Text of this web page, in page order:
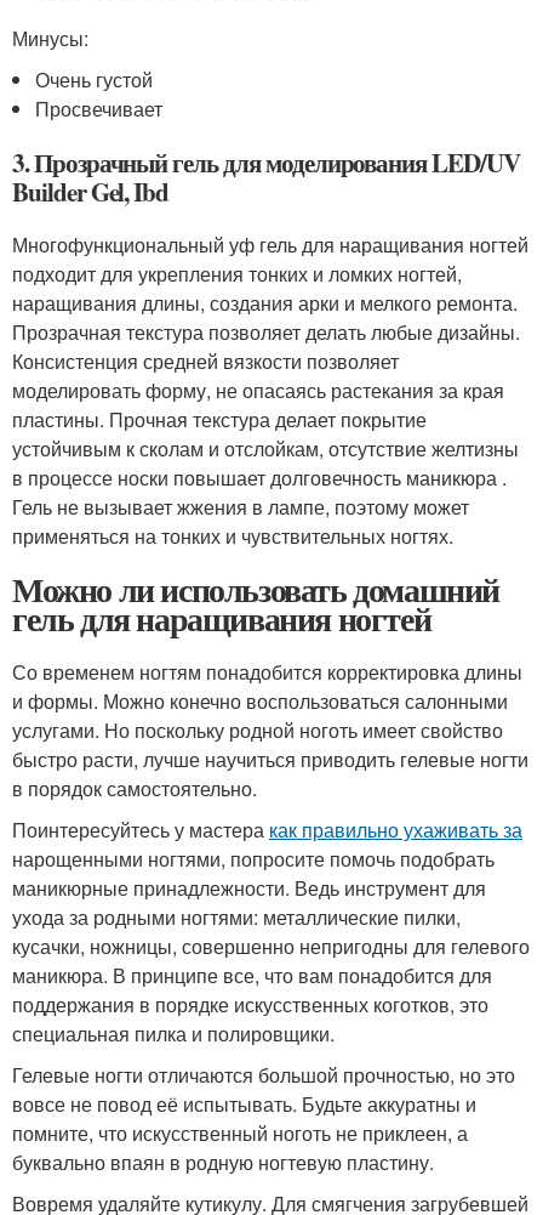
Минусы:
Очень густой
Просвечивает
3. Прозрачный гель для моделирования LED/UV
Builder Gel, Ibd
Многофункциональный уф гель для наращивания ногтей
подходит для укрепления тонких и ломких ногтей,
наращивания длины, создания арки и мелкого ремонта.
Прозрачная текстура позволяет делать любые дизайны.
Консистенция средней вязкости позволяет
моделировать форму, не опасаясь растекания за края
пластины. Прочная текстура делает покрытие
устойчивым к сколам и отслойкам, отсутствие желтизны
в процессе носки повышает долговечность маникюра .
Гель не вызывает жжения в лампе, поэтому может
применяться на тонких и чувствительных ногтях.
Можно ли использовать домашний
гель для наращивания ногтей
Со временем ногтям понадобится корректировка длины
и формы. Можно конечно воспользоваться салонными
услугами. Но поскольку родной ноготь имеет свойство
быстро расти, лучше научиться приводить гелевые ногти
в порядок самостоятельно.
Поинтересуйтесь у мастера как правильно ухаживать за
нарощенными ногтями, попросите помочь подобрать
маникюрные принадлежности. Ведь инструмент для
ухода за родными ногтями: металлические пилки,
кусачки, ножницы, совершенно непригодны для гелевого
маникюра. В принципе все, что вам понадобится для
поддержания в порядке искусственных коготков, это
специальная пилка и полировщики.
Гелевые ногти отличаются большой прочностью, но это
вовсе не повод её испытывать. Будьте аккуратны и
помните, что искусственный ноготь не приклеен, а
буквально впаян в родную ногтевую пластину.
Вовремя удаляйте кутикулу. Для смягчения загрубевшей